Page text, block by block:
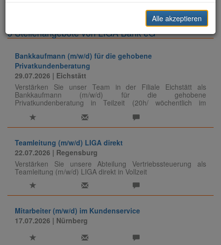
Sonstiges
5 Stellenangebote von LIGA Bank eG
Bankkaufmann (m/w/d) für die gehobene
Privatkundenberatung
29.07.2026 | Eichstätt
Verstärken Sie unser Team in der Filiale Eichstätt als
Bankkaufmann (m/w/d) für die gehobene
Privatkundenberatung in Teilzeit (20h/ wöchentlich im
Teamleitung (m/w/d) LIGA direkt
22.07.2026 | Regensburg
Verstärken Sie unsere Abteilung Vertriebssteuerung als
Teamleitung (m/w/d) LIGA direkt in Vollzeit
Mitarbeiter (m/w/d) im Kundenservice
17.07.2026 | Nürnberg
Alle akzeptieren